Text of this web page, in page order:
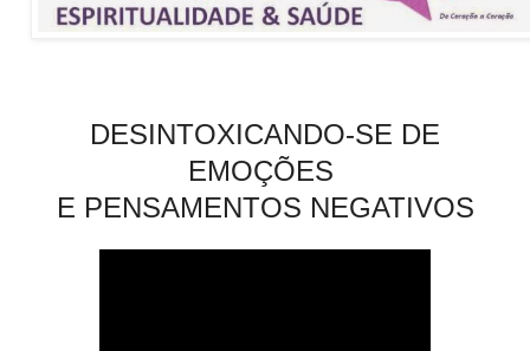
DESINTOXICANDO-SE DE
EMOÇÕES
E PENSAMENTOS NEGATIVOS